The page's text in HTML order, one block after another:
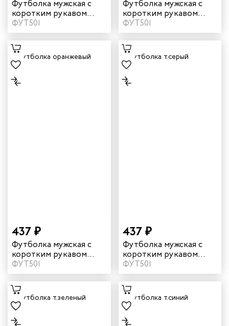
Футболка мужская с
коротким рукавом
цвет желтый
ФУТ501
Футболка мужская с
коротким рукавом
цвет красный
ФУТ501
437 ₽
Футболка мужская с
коротким рукавом
цвет оранжевый
ФУТ501
437 ₽
Футболка мужская с
коротким рукавом
цвет серый
ФУТ501